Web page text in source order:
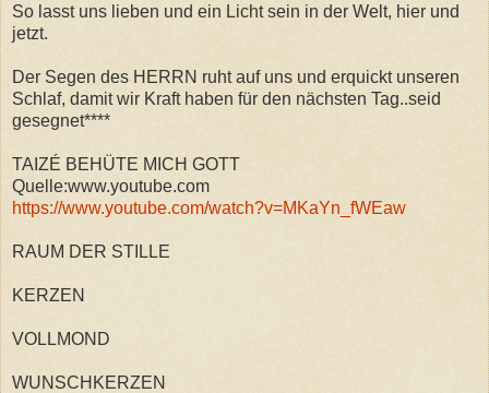
So lasst uns lieben und ein Licht sein in der Welt, hier und
jetzt.
Der Segen des HERRN ruht auf uns und erquickt unseren
Schlaf, damit wir Kraft haben für den nächsten Tag..seid
gesegnet****
TAIZÉ BEHÜTE MICH GOTT
Quelle:www.youtube.com
https://www.youtube.com/watch?v=MKaYn_fWEaw
RAUM DER STILLE
KERZEN
VOLLMOND
WUNSCHKERZEN